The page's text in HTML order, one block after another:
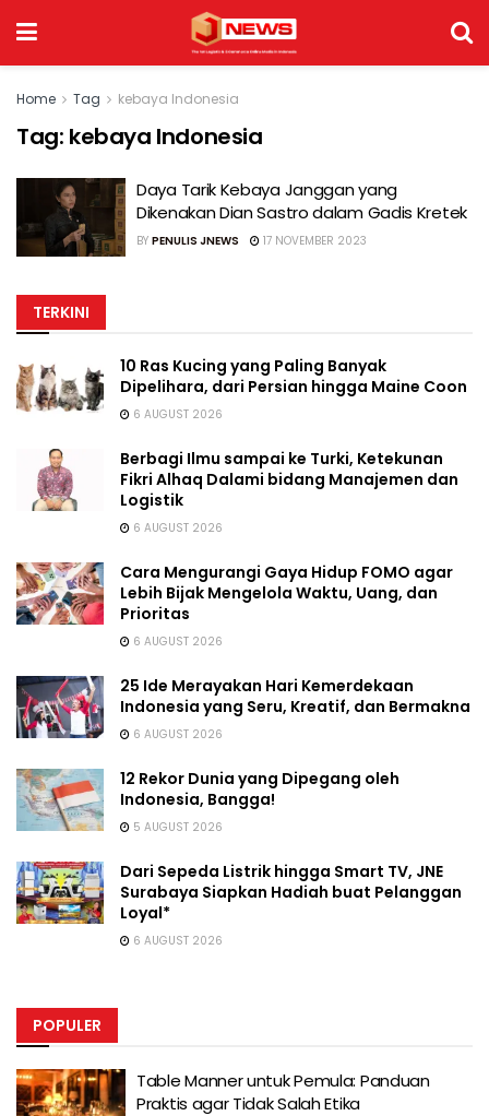
Home Tag kebaya Indonesia
Tag: kebaya Indonesia
Daya Tarik Kebaya Janggan yang
Dikenakan Dian Sastro dalam Gadis Kretek
BY PENULIS JNEWS 17 NOVEMBER 2023
TERKINI
10 Ras Kucing yang Paling Banyak
Dipelihara, dari Persian hingga Maine Coon
6 AUGUST 2026
Berbagi Ilmu sampai ke Turki, Ketekunan
Fikri Alhaq Dalami bidang Manajemen dan
Logistik
6 AUGUST 2026
Cara Mengurangi Gaya Hidup FOMO agar
Lebih Bijak Mengelola Waktu, Uang, dan
Prioritas
6 AUGUST 2026
25 Ide Merayakan Hari Kemerdekaan
Indonesia yang Seru, Kreatif, dan Bermakna
6 AUGUST 2026
12 Rekor Dunia yang Dipegang oleh
Indonesia, Bangga!
5 AUGUST 2026
Dari Sepeda Listrik hingga Smart TV, JNE
Surabaya Siapkan Hadiah buat Pelanggan
Loyal*
6 AUGUST 2026
POPULER
Table Manner untuk Pemula: Panduan
Praktis agar Tidak Salah Etika